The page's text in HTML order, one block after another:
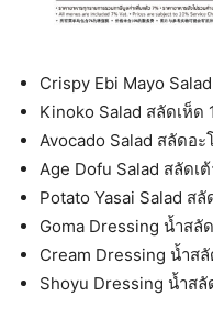
Crispy Ebi Mayo
Kinoko Salad สลัดเห็ด
Avocado Salad สลัดอะ
Age Dofu Salad สลัดเ
Potato Yasai Salad ส
Goma Dressing น้ำสลั
Cream Dressing น้ำส
Shoyu Dressing น้ำส